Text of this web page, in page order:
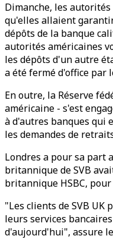
Dimanche, les
qu'elles allaient
dépôts de la banque
autorités américaines
les dépôts d'un autre
a été fermé d'office par
En outre, la Réserve
américaine - s'est
à d'autres banques qui
les demandes de
Londres a pour sa part
britannique de SVB
britannique HSBC,
"Les clients de SVB UK
leurs services
d'aujourd'hui", assure